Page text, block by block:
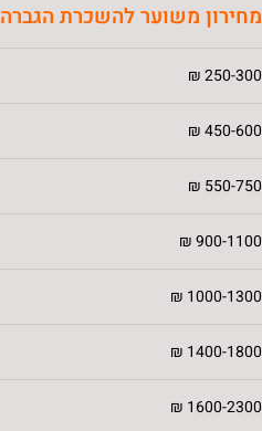
מחירון משוער להשכרת הגברה
250-300 ₪
450-600 ₪
550-750 ₪
900-1100 ₪
1000-1300 ₪
1400-1800 ₪
1600-2300 ₪